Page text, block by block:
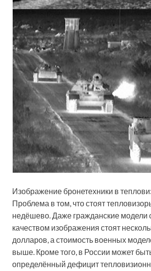
Изображение бронетехники в
Проблема в том, что стоят
недёшево. Даже гражданские
качеством изображения стоят
долларов, а стоимость военных
выше. Кроме того, в России может
определённый дефицит